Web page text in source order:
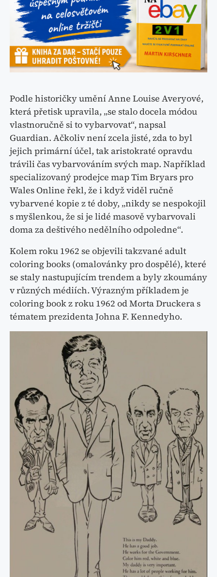
Podle historičky umění Anne Louise Averyové,
která přetisk upravila, „se stalo docela módou
vlastnoručně si to vybarvovat“, napsal
Guardian. Ačkoliv není zcela jisté, zda to byl
jejich primární účel, tak aristokraté opravdu
trávili čas vybarvováním svých map. Například
specializovaný prodejce map Tim Bryars pro
Wales Online řekl, že i když viděl ručně
vybarvené kopie z té doby, „nikdy se nespokojil
s myšlenkou, že si je lidé masově vybarvovali
doma za deštivého nedělního odpoledne“.
Kolem roku 1962 se objevili takzvané adult
coloring books (omalovánky pro dospělé), které
se staly nastupujícím trendem a byly zkoumány
v různých médiích. Výrazným příkladem je
coloring book z roku 1962 od Morta Druckera s
tématem prezidenta Johna F. Kennedyho.